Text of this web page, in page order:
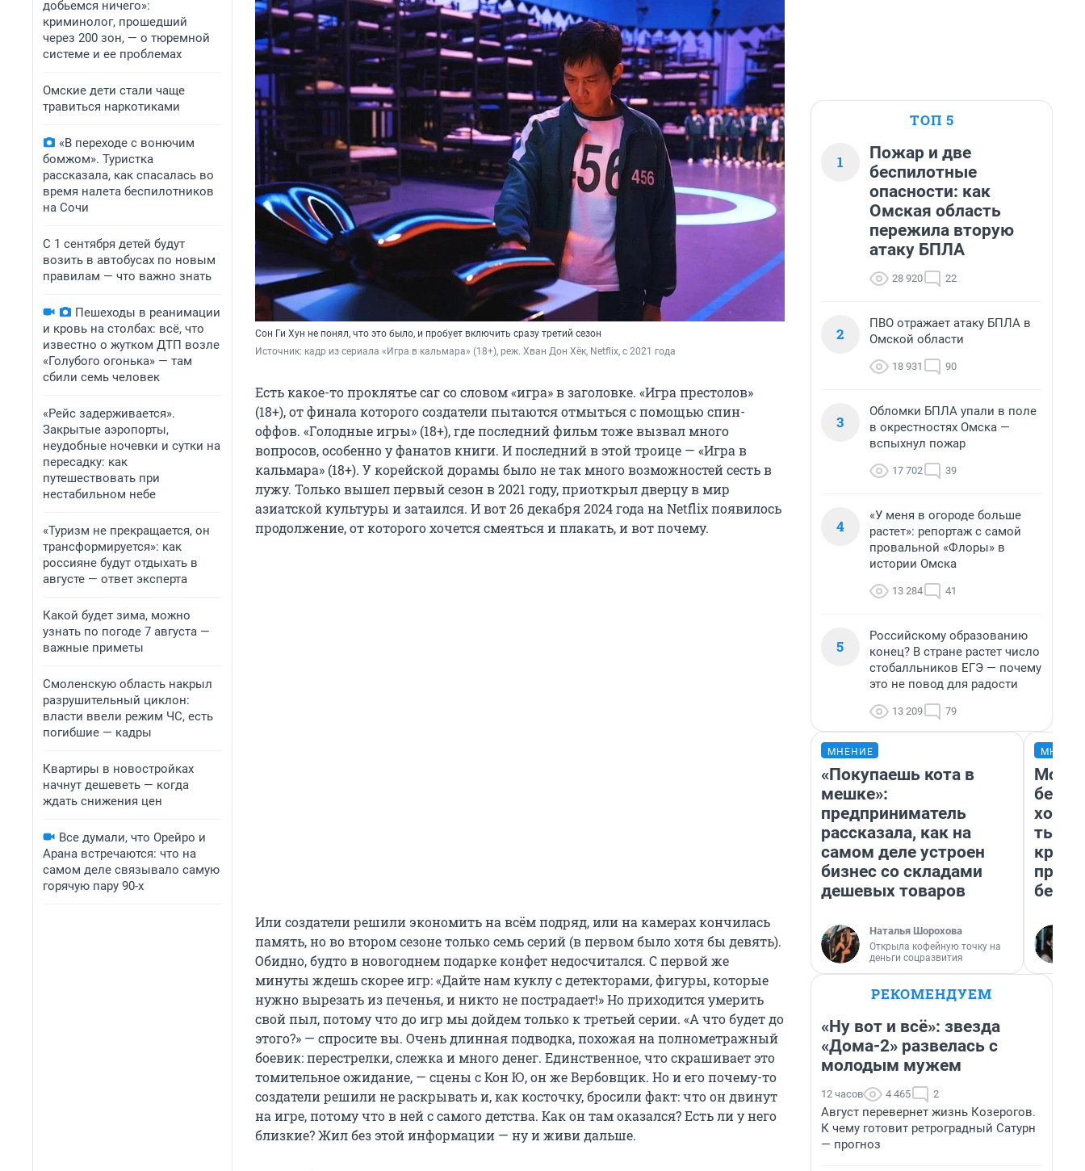
добьемся ничего»:
криминолог, прошедший
через 200 зон, — о тюремной
системе и ее проблемах
Омские дети стали чаще
травиться наркотиками
«В переходе с вонючим
бомжом». Туристка
рассказала, как спасалась во
время налета беспилотников
на Сочи
С 1 сентября детей будут
возить в автобусах по новым
правилам — что важно знать
Пешеходы в реанимации
и кровь на столбах: всё, что
известно о жутком ДТП возле
«Голубого огонька» — там
сбили семь человек
«Рейс задерживается».
Закрытые аэропорты,
неудобные ночевки и сутки на
пересадку: как
путешествовать при
нестабильном небе
«Туризм не прекращается, он
трансформируется»: как
россияне будут отдыхать в
августе — ответ эксперта
Какой будет зима, можно
узнать по погоде 7 августа —
важные приметы
Смоленскую область накрыл
разрушительный циклон:
власти ввели режим ЧС, есть
погибшие — кадры
Квартиры в новостройках
начнут дешеветь — когда
ждать снижения цен
Все думали, что Орейро и
Арана встречаются: что на
самом деле связывало самую
горячую пару 90-х
Сон Ги Хун не понял, что это было, и пробует включить сразу третий сезон
Источник: кадр из сериала «Игра в кальмара» (18+), реж. Хван Дон Хёк, Netflix, с 2021 года
Есть какое-то проклятье саг со словом «игра» в заголовке. «Игра престолов»
(18+), от финала которого создатели пытаются отмыться с помощью спин-
оффов. «Голодные игры» (18+), где последний фильм тоже вызвал много
вопросов, особенно у фанатов книги. И последний в этой троице — «Игра в
кальмара» (18+). У корейской дорамы было не так много возможностей сесть в
лужу. Только вышел первый сезон в 2021 году, приоткрыл дверцу в мир
азиатской культуры и затаился. И вот 26 декабря 2024 года на Netflix появилось
продолжение, от которого хочется смеяться и плакать, и вот почему.
Или создатели решили экономить на всём подряд, или на камерах кончилась
память, но во втором сезоне только семь серий (в первом было хотя бы девять).
Обидно, будто в новогоднем подарке конфет недосчитался. С первой же
минуты ждешь скорее игр: «Дайте нам куклу с детекторами, фигуры, которые
нужно вырезать из печенья, и никто не пострадает!» Но приходится умерить
свой пыл, потому что до игр мы дойдем только к третьей серии. «А что будет до
этого?» — спросите вы. Очень длинная подводка, похожая на полнометражный
боевик: перестрелки, слежка и много денег. Единственное, что скрашивает это
томительное ожидание, — сцены с Кон Ю, он же Вербовщик. Но и его почему-то
создатели решили не раскрывать и, как косточку, бросили факт: что он двинут
на игре, потому что в ней с самого детства. Как он там оказался? Есть ли у него
близкие? Жил без этой информации — ну и живи дальше.
ТОП 5
1
Пожар и две
беспилотные
опасности: как
Омская область
пережила вторую
атаку БПЛА
28 920 22
2
ПВО отражает атаку БПЛА в
Омской области
18 931 90
3
Обломки БПЛА упали в поле
в окрестностях Омска —
вспыхнул пожар
17 702 39
4
«У меня в огороде больше
растет»: репортаж с самой
провальной «Флоры» в
истории Омска
13 284 41
5
Российскому образованию
конец? В стране растет число
стобалльников ЕГЭ — почему
это не повод для радости
13 209 79
МНЕНИЕ
«Покупаешь кота в
мешке»:
предприниматель
рассказала, как на
самом деле устроен
бизнес со складами
дешевых товаров
Наталья Шорохова
Открыла кофейную точку на
деньги соцразвития
Мой
РЕКОМЕНДУЕМ
«Ну вот и всё»: звезда
«Дома-2» развелась с
молодым мужем
12 часов 4 465 2
Август перевернет жизнь Козерогов.
К чему готовит ретроградный Сатурн
— прогноз